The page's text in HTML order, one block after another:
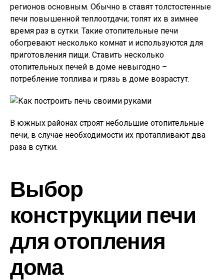
регионов основным. Обычно в ставят толстостенные
печи повышенной теплоотдачи; топят их в зимнее
время раз в сутки. Такие отопительные печи
обогревают несколько комнат и используются для
приготовления пищи. Ставить несколько
отопительных печей в доме невыгодно –
потребление топлива и грязь в доме возрастут.
В южных районах строят небольшие отопительные
печи, в случае необходимости их протапливают два
раза в сутки.
Выбор
конструкции печи
для отопления
дома